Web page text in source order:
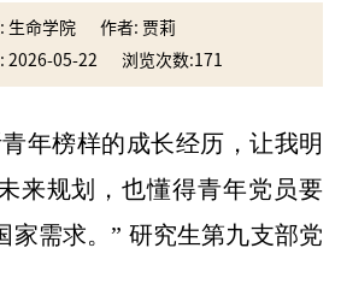
生命学院
作者: 贾莉
2026-05-22
浏览次数:171
年榜样的成长经历，让我明
来规划，也懂得青年党员要
家需求。” 研究生第九支部党